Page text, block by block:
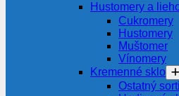
Hustomery a
Cukromery
Hustomery
Muštomer
Vínomery
Kremenné sklo
Ostatný